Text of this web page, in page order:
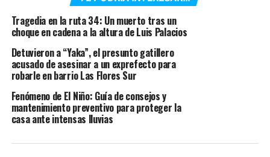
A su vez, especialistas de la Universidad Nacional de
Rosario (UNR) advirtieron, días atrás, que el humo en el
aire dificulta la salud de aquellos que padezcan Covid-19
y otras enfermedades respiratorias.
Durante la última semana se desataron focos intensos
en la zona de la Boca de la Milonga y el Paso Destilería,
Tragedia en la ruta 34: Un muerto tras un
choque en cadena a la altura de Luis Palacios
Detuvieron a “Yaka”, el presunto gatillero
acusado de asesinar a un exprefecto para
robarle en barrio Las Flores Sur
Fenómeno de El Niño: Guía de consejos y
mantenimiento preventivo para proteger la
casa ante intensas lluvias